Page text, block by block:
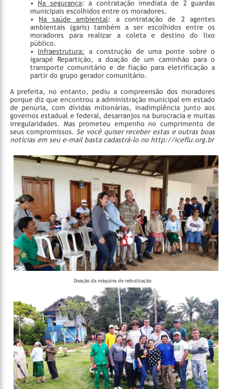
• Na segurança: a contratação imediata de 2 guardas
municipais escolhidos entre os moradores.
• Na saúde ambiental: a contratação de 2 agentes
ambientais (garis) também a ser escolhidos entre os
moradores para realizar a coleta e destino do lixo
público.
• Infraestrutura: a construção de uma ponte sobre o
igarapé Repartição, a doação de um caminhão para o
transporte comunitário e de fiação para eletrificação a
partir do grupo gerador comunitário.
A prefeita, no entanto, pediu a compreensão dos moradores
porque diz que encontrou a administração municipal em estado
de penúria, com dívidas milionárias, inadimplência junto aos
governos estadual e federal, desarranjos na burocracia e muitas
irregularidades. Mas prometeu empenho no cumprimento de
seus compromissos. Se você quiser receber estas e outras boas
notícias em seu e-mail basta cadastrá-lo no http://iceflu.org.br
Doação da máquina de nebulização